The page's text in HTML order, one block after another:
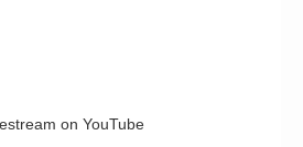
on YouTube